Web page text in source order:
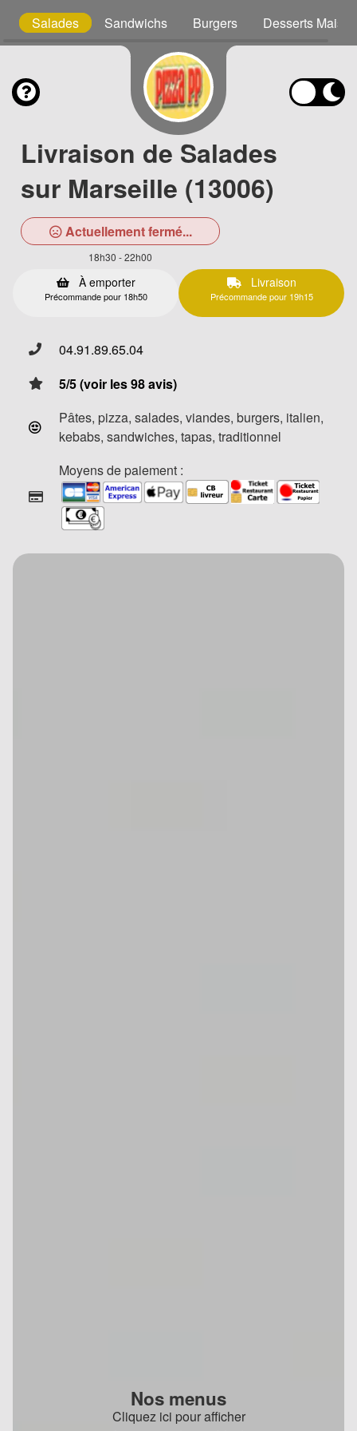
Salades Sandwichs Burgers Desserts Maison
Livraison de Salades
sur Marseille (13006)
Actuellement fermé...
18h30 - 22h00
À emporter
Précommande pour 18h50
Livraison
Précommande pour 19h15
04.91.89.65.04
5/5 (voir les 98 avis)
Pâtes, pizza, salades, viandes, burgers, italien,
kebabs, sandwiches, tapas, traditionnel
Moyens de paiement :
Nos menus
Cliquez ici pour afficher